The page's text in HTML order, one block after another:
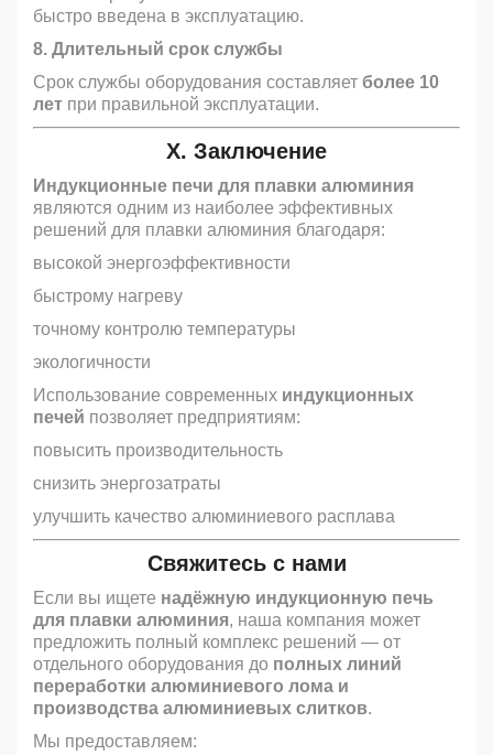
быстро введена в эксплуатацию.
8. Длительный срок службы
Срок службы оборудования составляет более 10
лет при правильной эксплуатации.
X. Заключение
Индукционные печи для плавки алюминия
являются одним из наиболее эффективных
решений для плавки алюминия благодаря:
высокой энергоэффективности
быстрому нагреву
точному контролю температуры
экологичности
Использование современных индукционных
печей позволяет предприятиям:
повысить производительность
снизить энергозатраты
улучшить качество алюминиевого расплава
Свяжитесь с нами
Если вы ищете надёжную индукционную печь
для плавки алюминия, наша компания может
предложить полный комплекс решений — от
отдельного оборудования до полных линий
переработки алюминиевого лома и
производства алюминиевых слитков.
Мы предоставляем: